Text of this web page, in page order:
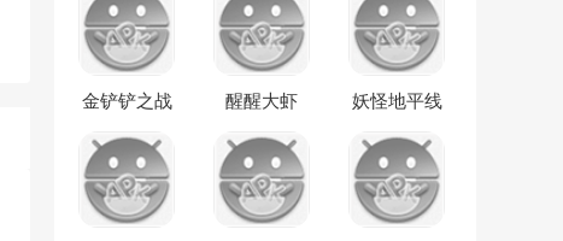
金铲铲之战 醒醒大虾 妖怪地平线